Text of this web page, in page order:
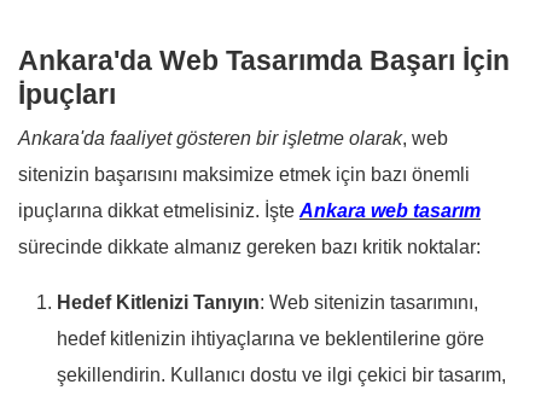
Ankara'da Web Tasarımda Başarı İçin
İpuçları
Ankara'da faaliyet gösteren bir işletme olarak, web
sitenizin başarısını maksimize etmek için bazı önemli
ipuçlarına dikkat etmelisiniz. İşte Ankara web tasarım
sürecinde dikkate almanız gereken bazı kritik noktalar:
Hedef Kitlenizi Tanıyın: Web sitenizin tasarımını,
hedef kitlenizin ihtiyaçlarına ve beklentilerine göre
şekillendirin. Kullanıcı dostu ve ilgi çekici bir tasarım,